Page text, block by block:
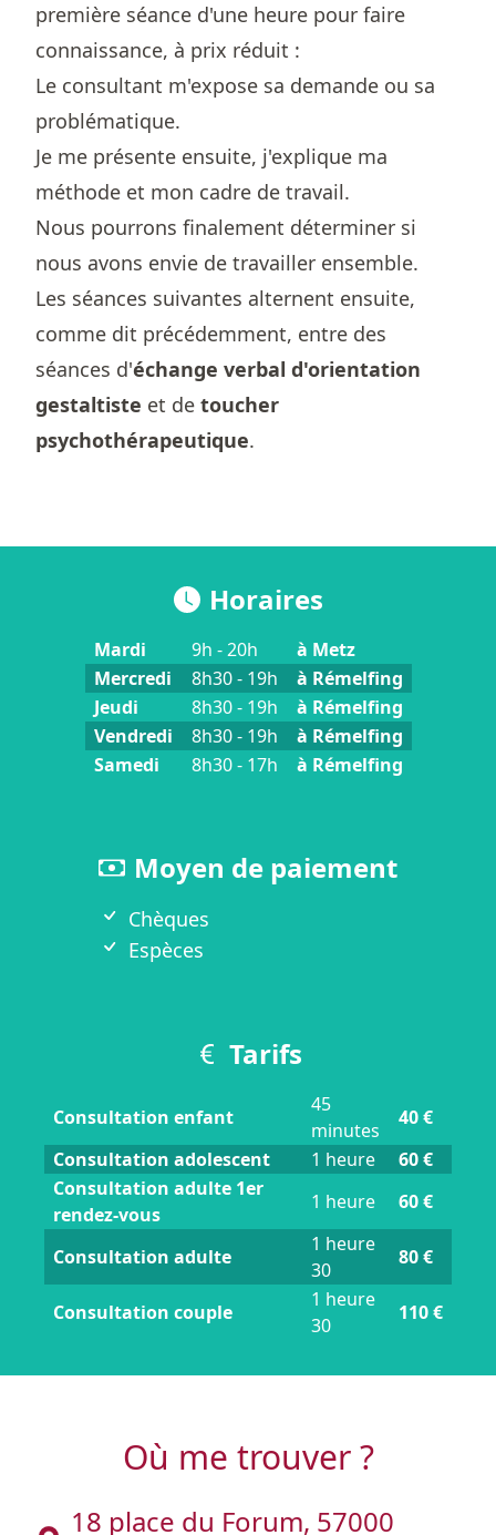
première séance d'une heure pour faire
connaissance, à prix réduit :
Le consultant m'expose sa demande ou sa
problématique.
Je me présente ensuite, j'explique ma
méthode et mon cadre de travail.
Nous pourrons finalement déterminer si
nous avons envie de travailler ensemble.
Les séances suivantes alternent ensuite,
comme dit précédemment, entre des
séances d'échange verbal d'orientation
gestaltiste et de toucher
psychothérapeutique.
Horaires
Mardi 9h - 20h
à Metz
Mercredi
8h30 - 19h
à Rémelfing
Jeudi
8h30 - 19h
à Rémelfing
Vendredi
8h30 - 19h
à Rémelfing
Samedi
8h30 - 17h à Rémelfing
Moyen de paiement
Chèques
Espèces
Tarifs
Consultation enfant
45
minutes
40 €
Consultation adolescent
1 heure
60 €
Consultation adulte 1er
rendez-vous
1 heure 60 €
Consultation adulte
1 heure
30
80 €
Consultation couple
1 heure
30
110 €
Où me trouver ?
18 place du Forum, 57000